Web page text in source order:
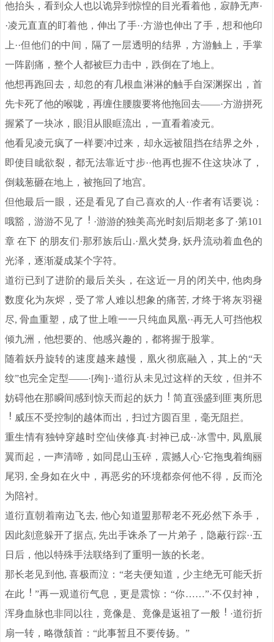
他抬头，看到众人也以诡异到惊惶的目光看着他，寂静无声·
·凌元直直的盯着他，伸出了手··方游也伸出了手，想和他印
上··但他们的中间，隔了一层透明的结界，方游触上，手掌
一阵剧痛，整个人都被巨力击中，跌倒在了地上。
他想再跑回去，却忽的有几根血淋淋的触手自深渊探出，首
先卡死了他的喉咙，再缠住腰腹要将他拖回去——·方游拼死
握紧了一块冰，眼泪从眼眶流出，一直看着凌元。
他看见凌元疯了一样要冲过来，却永远被阻挡在结界之外，
即使目眦欲裂，都无法靠近寸步··他再也握不住这块冰了，
倒栽葱砸在地上，被拖回了地宫。
但他最后一眼，还是看见了自己喜欢的人··作者有话要说：
哦豁，游游不见了
·游游的独美高光时刻后期老多了·第101
章 在下 的朋友们·那邪族后山.·凰火焚身, 妖丹流动着血色的
光泽，逐渐凝成某个字符。
道衍已到了进阶的最后关头，在这近一月的闭关中, 他肉身
数度化为灰烬，受了常人难以想象的痛苦, 才终于将灰羽褪
尽, 骨血重塑，成了世上唯一一只纯血凤凰··再无人可挡他权
倾九洲，他想要的、他感兴趣的，都将握于股掌。
随着妖丹旋转的速度越来越慢，凰火彻底融入，其上的“天
纹”也完全定型——·[殉]··道衍从未见过这样的天纹，但并不
妨碍他在那瞬间感到惊天而起的妖力
简直强盛到匪夷所思
威压不受控制的越体而出，扫过方圆百里，毫无阻拦。
重生情有独钟穿越时空仙侠修真·封神已成··冰雪中, 凤凰展
翼而起，一声清啼，如同昆山玉碎，震撼人心·它拖曳着绚丽
尾羽, 全身如在火中，再恶劣的环境都奈何他不得，反而沦
为陪衬。
道衍直朝着南边飞去, 他心知道盟那帮老不死必然下杀手，
因此刻意躲开了据点, 先出手诛杀了一片弟子，隐蔽行踪··五
日后，他以特殊手法联络到了重明一族的长老。
那长老见到他, 喜极而泣：“老夫便知道，少主绝无可能夭折
在此
”再一观道衍气息，更是震惊：“你……”·不仅封神，
浑身血脉也非同以往，竟像是、竟像是返祖了一般
·道衍折
扇一转，略微颔首：“此事暂且不要传扬。”